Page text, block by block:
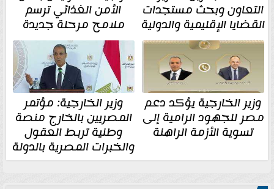
التعاون وبحث مستجدات
القضايا الإقليمية والدولية
الأمن الغذائي ترسم
ملامح مرحلة جديدة
وزير الخارجية يؤكد دعم
مصر للجهود الرامية إلى
تسوية الأزمة الراهنة
وزير الخارجية: مؤتمر
المصريين بالخارج منصة
وطنية تربط العقول
والخبرات المصرية بالدولة